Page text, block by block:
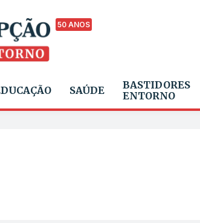
50 ANOS
SAÚDE
BASTIDORES
ENTORNO